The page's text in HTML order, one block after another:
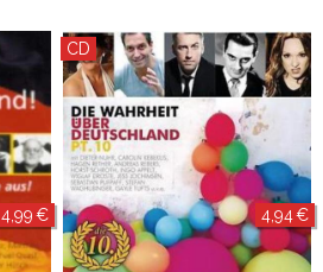
4,99 €
CD
4,94 €